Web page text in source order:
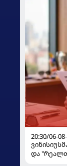
20:30/06-
და